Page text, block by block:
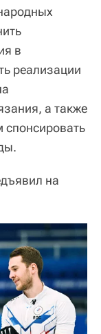
в
реализации
а также
спонсировать
на